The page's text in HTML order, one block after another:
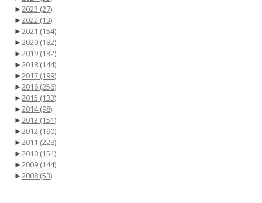
►2023 (27)
►2022 (13)
►2021 (154)
►2020 (182)
►2019 (132)
►2018 (144)
►2017 (199)
►2016 (256)
►2015 (133)
►2014(98)
►2013 (151)
►2012 (190)
►2011 (228)
►2010 (151)
►2009 (144)
►2008 (53)